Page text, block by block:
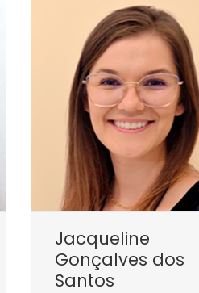
Jacqueline
Gonçalves dos
Santos